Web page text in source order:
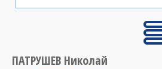
ПАТРУШЕВ Николай